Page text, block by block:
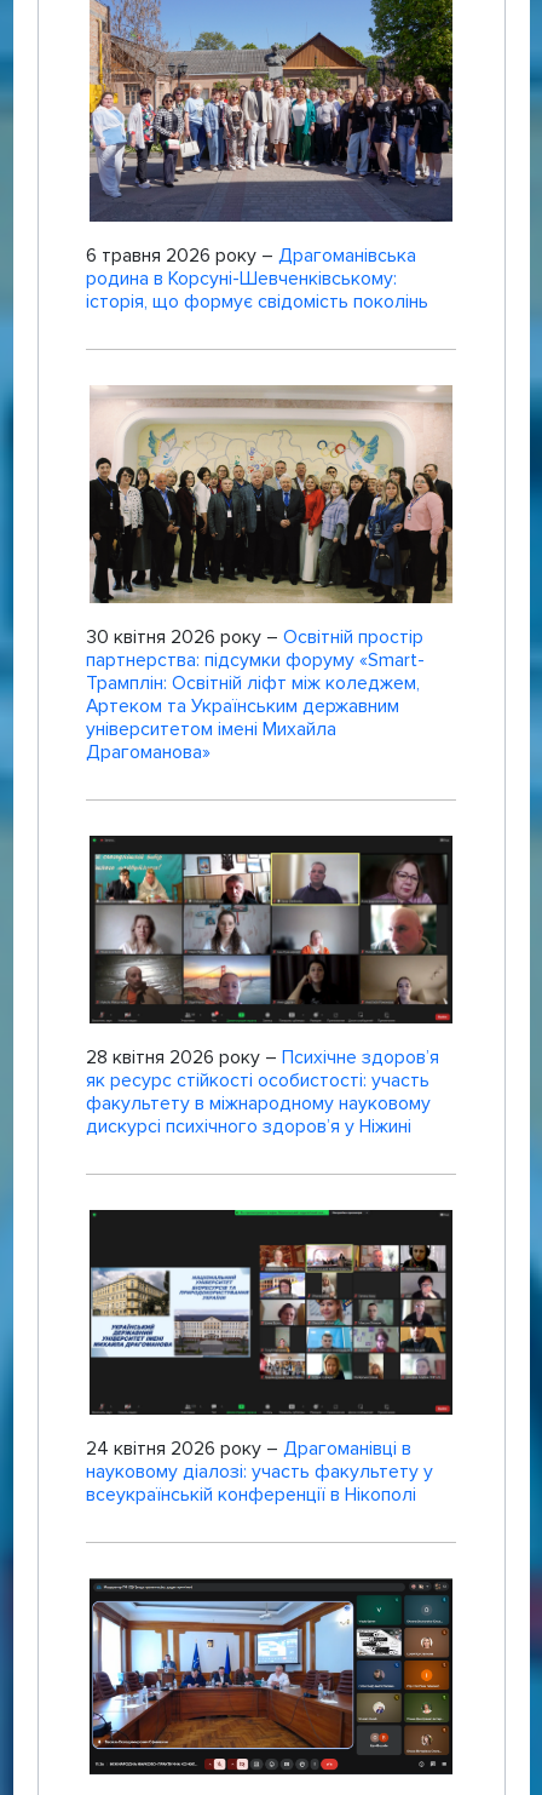
6 травня 2026 року – Драгоманівська
родина в Корсуні-Шевченківському:
історія, що формує свідомість поколінь
30 квітня 2026 року – Освітній простір
партнерства: підсумки форуму «Smart-
Трамплін: Освітній ліфт між коледжем,
Артеком та Українським державним
університетом імені Михайла
Драгоманова»
28 квітня 2026 року – Психічне здоров’я
як ресурс стійкості особистості: участь
факультету в міжнародному науковому
дискурсі психічного здоров’я у Ніжині
24 квітня 2026 року – Драгоманівці в
науковому діалозі: участь факультету у
всеукраїнській конференції в Нікополі